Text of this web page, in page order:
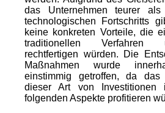
das Unternehmen teurer
technologischen Fortschritts
keine konkreten Vorteile, die
traditionellen Verfahren
rechtfertigen würden. Die
Maßnahmen wurde
einstimmig getroffen, da das
dieser Art von
folgenden Aspekte profitieren